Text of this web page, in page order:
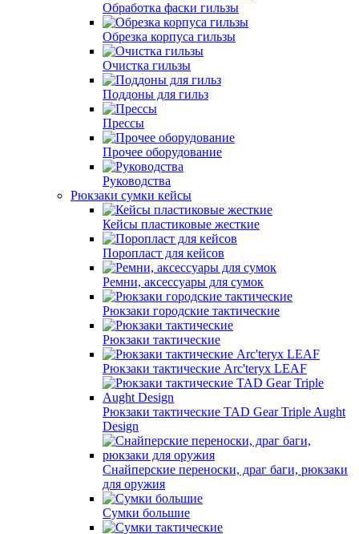
Обработка фаски гильзы
Обрезка корпуса гильзы
Очистка гильзы
Поддоны для гильз
Прессы
Прочее оборудование
Руководства
Рюкзаки сумки кейсы
Кейсы пластиковые жесткие
Поропласт для кейсов
Ремни, аксессуары для сумок
Рюкзаки городские тактические
Рюкзаки тактические
Рюкзаки тактические Arc'teryx LEAF
Рюкзаки тактические TAD Gear Triple Aught
Design
Снайперские переноски, драг баги, рюкзаки
для оружия
Сумки большие